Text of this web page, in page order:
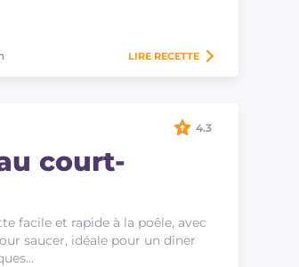
LIRE RECETTE
court-
facile et rapide à la poêle, avec
saucer, idéale pour un dîner
4.3